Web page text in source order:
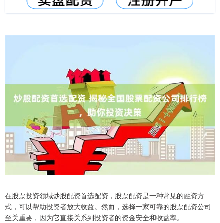
在股票投资领域炒股配资首选配资，股票配资是一种常见的融资方
式，可以帮助投资者放大收益。然而，选择一家可靠的股票配资公司
至关重要，因为它直接关系到投资者的资金安全和收益率。